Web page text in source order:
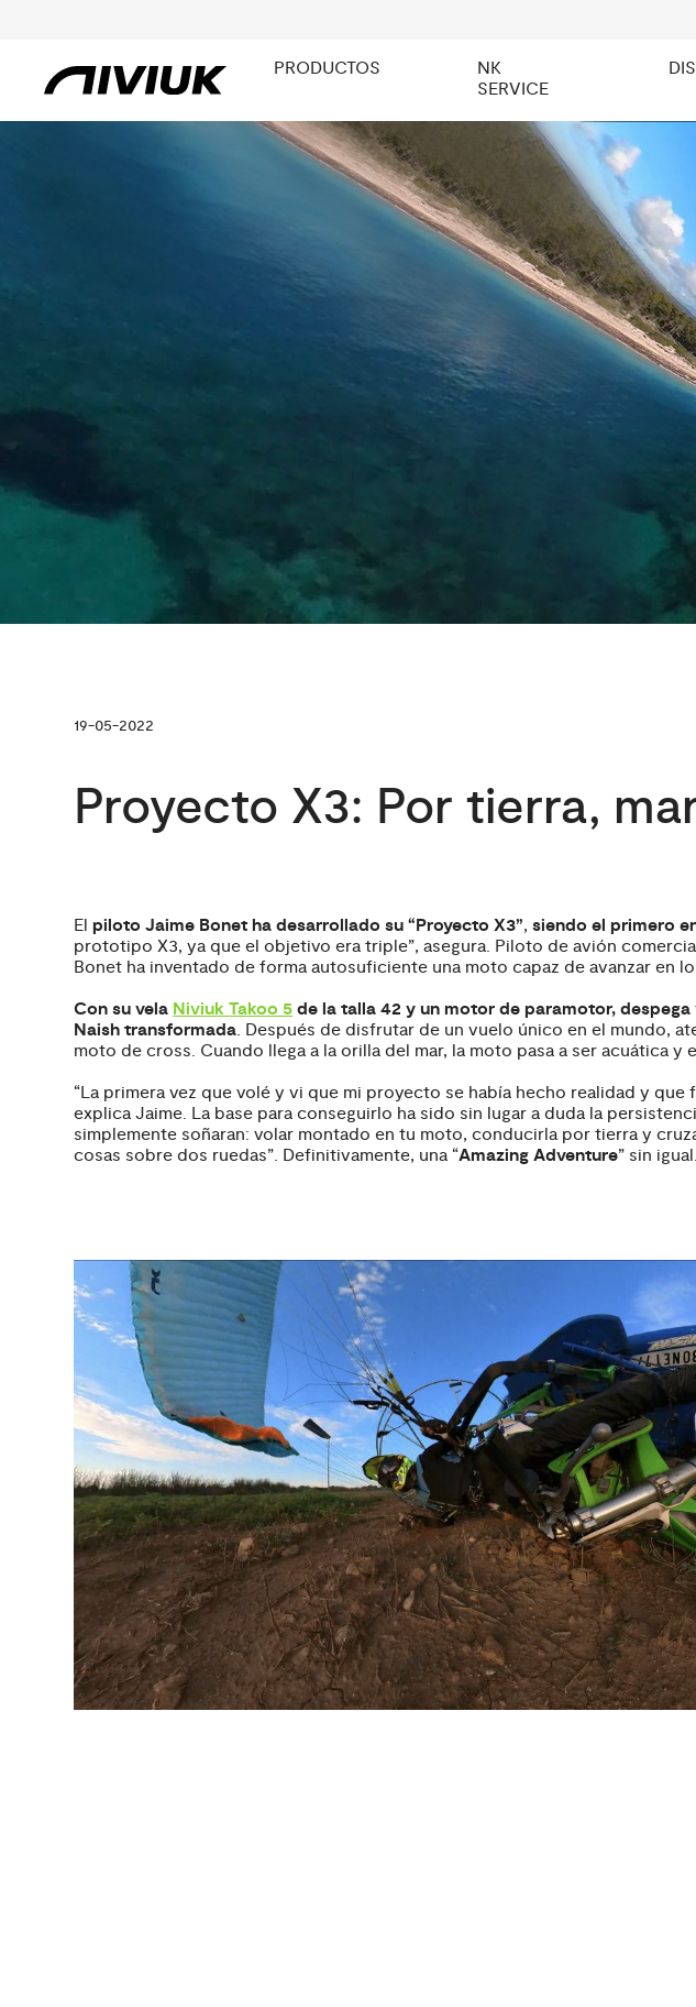
PRODUCTOS
NK
SERVICE
19-05-2022
Proyecto X3: Por tierra,
Elpiloto Jaime Bonet ha desarrollado su “Proyecto X3”, siendo el primero
prototipo X3, ya que el objetivo era triple”, asegura. Piloto de avión
Bonet ha inventado de forma autosuficiente una moto capaz de avanzar en
Con su velaNiviuk Takoo 5de la talla 42 y un motor de paramotor,
Naish transformada. Después de disfrutar de un vuelo único en el mundo,
moto de cross. Cuando llega a la orilla del mar, la moto pasa a ser acuática
“La primera vez que volé y vi que mi proyecto se había hecho realidad y
explica Jaime. La base para conseguirlo ha sido sin lugar a duda la
simplemente soñaran: volar montado en tu moto, conducirla por tierra y
cosas sobre dos ruedas”. Definitivamente, una “Amazing Adventure” sin igual.